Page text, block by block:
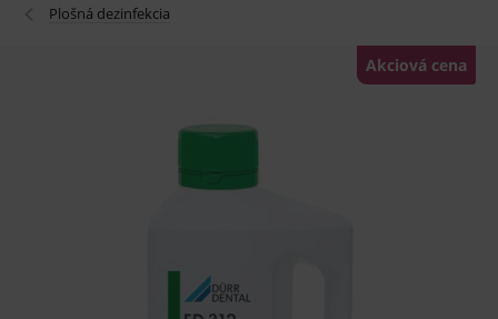
Plošná dezinfekcia
Akciová cena